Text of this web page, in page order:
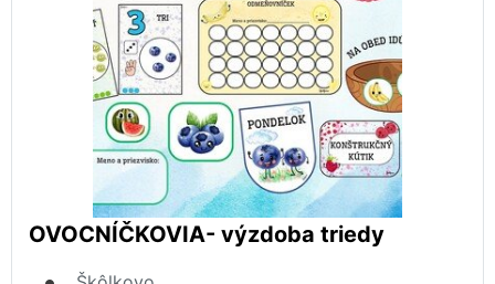
OVOCNÍČKOVIA- výzdoba triedy